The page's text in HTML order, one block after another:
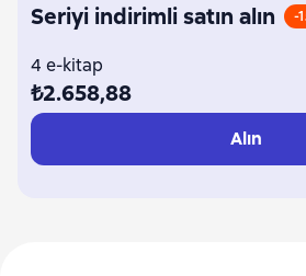
Seriyi indirimli satın alın -
4 e-kitap
₺2.658,88
Alın